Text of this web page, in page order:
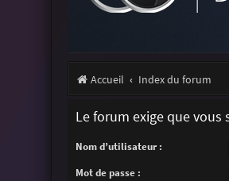
Accueil Index du forum
Le forum exige que
Nom d’utilisateur :
Mot de passe :